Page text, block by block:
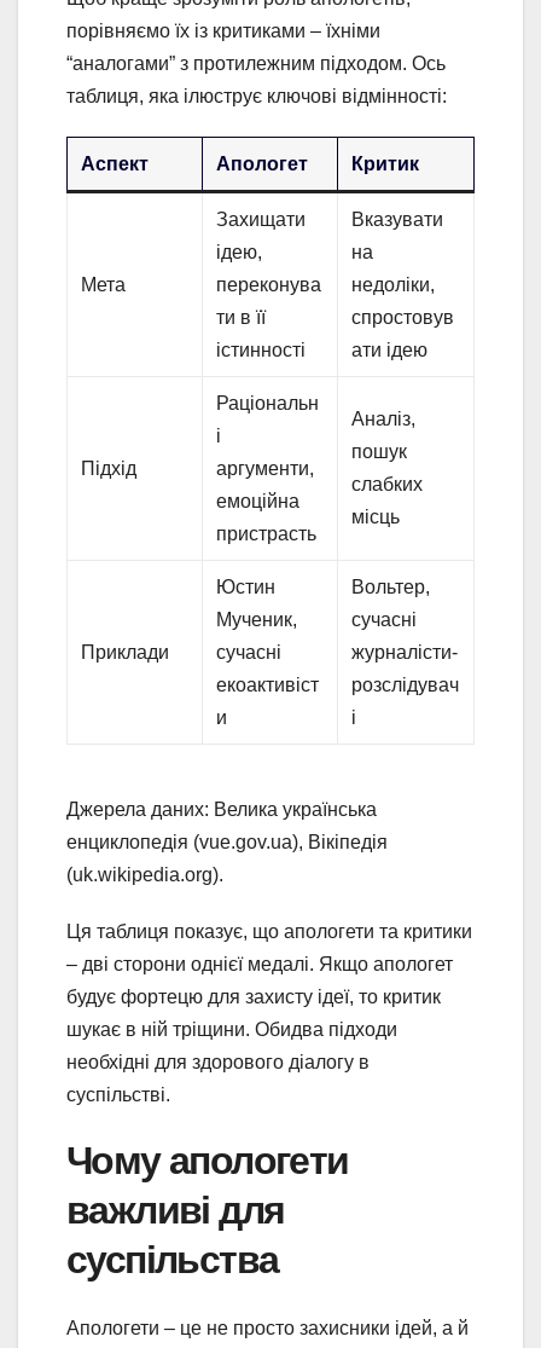
порівняємо їх із критиками – їхніми
“аналогами” з протилежним підходом. Ось
таблиця, яка ілюструє ключові відмінності:
Аспект Апологет Критик
Мета
Захищати
ідею,
переконува
ти в її
істинності
Вказувати
на
недоліки,
спростовув
ати ідею
Підхід
Раціональн
і
аргументи,
емоційна
пристрасть
Аналіз,
пошук
слабких
місць
Приклади
Юстин
Мученик,
сучасні
екоактивіст
и
Вольтер,
сучасні
журналісти-
розслідувач
і
Джерела даних: Велика українська
енциклопедія (vue.gov.ua), Вікіпедія
(uk.wikipedia.org).
Ця таблиця показує, що апологети та критики
– дві сторони однієї медалі. Якщо апологет
будує фортецю для захисту ідеї, то критик
шукає в ній тріщини. Обидва підходи
необхідні для здорового діалогу в
суспільстві.
Чому апологети
важливі для
суспільства
Апологети – це не просто захисники ідей, а й